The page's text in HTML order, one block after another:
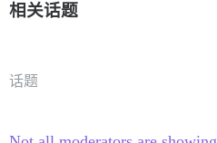
相关话题
话题